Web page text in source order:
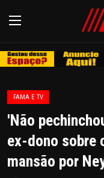
PIRACICABA
LIMEIRA
ESPIRITO SANTO
FAMA E TV
'Não
ex-dono sobre
mansão por